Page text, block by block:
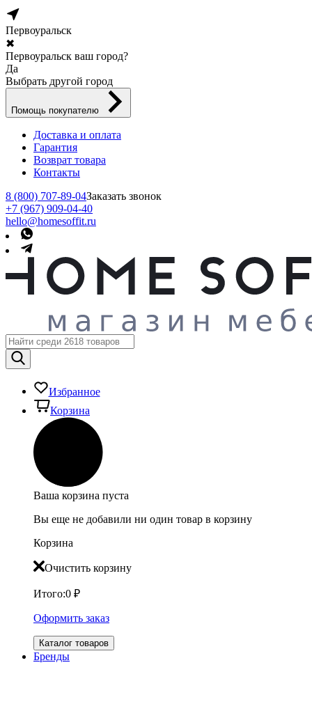
Первоуральск
✖
Первоуральск ваш город?
Да
Выбрать другой город
Помощь покупателю
Доставка и оплата
Гарантия
Возврат товара
Контакты
8 (800) 707-89-04Заказать звонок
+7 (967) 909-04-40
hello@homesoffit.ru
Избранное
Корзина
Ваша корзина пуста
Вы еще не добавили ни один товар в корзину
Корзина
Очистить корзину
Итого:0 ₽
Оформить заказ
Каталог товаров
Бренды